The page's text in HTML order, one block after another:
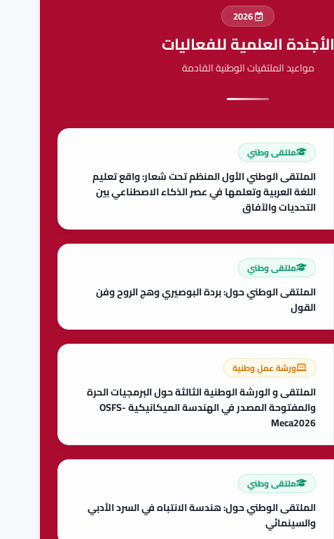
2026
الأجندة العلمية للفعاليات
مواعيد الملتقيات الوطنية القادمة
ملتقى وطني
الملتقى الوطني الأول المنظم تحت شعار: واقع تعليم
اللغة العربية وتعلمها في عصر الذكاء الاصطناعي بين
التحديات والآفاق
ملتقى وطني
الملتقى الوطني حول: بردة البوصيري وهج الروح وفن
القول
ورشة عمل وطنية
الملتقى و الورشة الوطنية الثالثة حول البرمجيات الحرة
والمفتوحة المصدر في الهندسة الميكانيكية OSFS-
Meca2026
ملتقى وطني
الملتقى الوطني حول: هندسة الانتباه في السرد الأدبي
والسينمائي